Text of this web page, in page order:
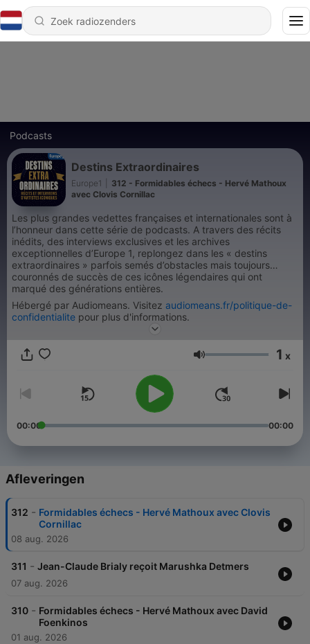
Podcasts
Destins Extraordinaires
Europe1
312 - Formidables échecs - Hervé Mathoux
avec Clovis Cornillac
Les plus grandes vedettes françaises et internationales sont à
l’honneur dans cette série de podcasts. A travers des récits
inédits, des interviews exclusives et les archives
exceptionnelles d’Europe 1, replongez dans les « destins
extraordinaires » parfois semés d’obstacles mais toujours
couronnés de succès de ces icônes légendaires qui ont
marqué des générations entières.
Hébergé par Audiomeans. Visitez audiomeans.fr/politique-de-
confidentialite pour plus d'informations.
Volume 1 x
00:00 00:00
Afleveringen
312 - Formidables échecs - Hervé Mathoux avec Clovis
Cornillac
08 aug. 2026
311 - Jean-Claude Brialy reçoit Marushka Detmers
07 aug. 2026
310 - Formidables échecs - Hervé Mathoux avec David
Foenkinos
01 aug. 2026